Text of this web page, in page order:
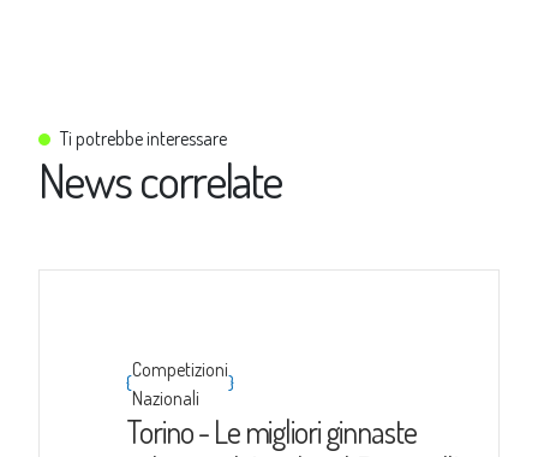
Ti potrebbe interessare
News correlate
{
Competizioni
Nazionali
}
Torino - Le migliori ginnaste